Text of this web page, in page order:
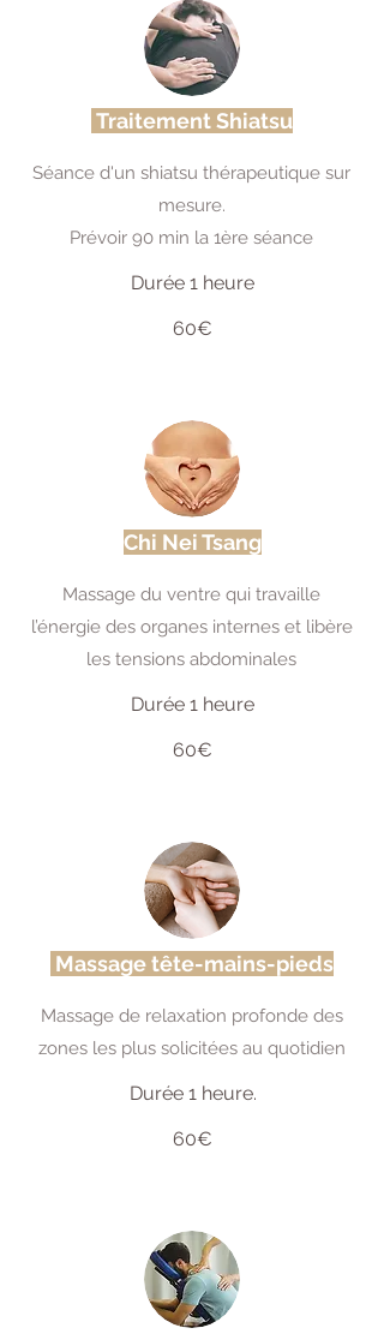
Traitement Shiatsu
Séance d'un shiatsu thérapeutique sur
mesure.
Prévoir 90 min la 1ère séance
Durée 1 heure
60€
Chi Nei Tsang
Massage du ventre qui travaille
l’énergie des organes internes et libère
les tensions abdominales
Durée 1 heure
60€
Massage tête-mains-pieds
Massage de relaxation profonde des
zones les plus solicitées au quotidien
Durée 1 heure.
60€